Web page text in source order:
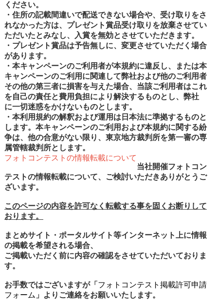
ください。
・住所の記載間違いで配送できない場合や、受け取りをさ
れなかった方は、プレゼント賞品受け取りを放棄させてい
ただいたとみなし、入賞を無効とさせていただきます。
・プレゼント賞品は予告無しに、変更させていただく場合
があります。
・本キャンペーンのご利用者が本規約に違反し、または本
キャンペーンのご利用に関連して弊社および他のご利用者
その他の第三者に損害を与えた場合、当該ご利用者はこれ
を自己の責任と費用負担により解決するものとし、弊社
に一切迷惑をかけないものとします。
・本利用規約の解釈および運用は日本法に準拠するものと
します。本キャンペーンのご利用および本規約に関する紛
争は、他の合意がない限り、東京地方裁判所を第一審の専
属管轄裁判所とします。
フォトコンテストの情報転載について
当社開催フォトコン
テストの情報転載について、ご検討いただきありがとうご
ざいます。
このページの内容を許可なく転載する事を固くお断りして
おります。
まとめサイト・ポータルサイト等インターネット上に情報
の掲載を希望される場合、
ご掲載いただく前に内容の確認をさせていただいておりま
す。
お手数ではございますが「 フォトコンテスト掲載許可申請
フォーム 」よりご連絡をお願いいたします。